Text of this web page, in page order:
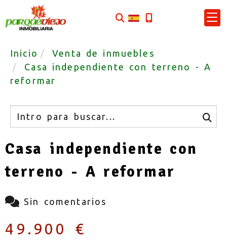
Inicio
Venta de inmuebles
Casa independiente con terreno - A
reformar
Buscar
Casa independiente con
terreno - A reformar
Sin comentarios
49.900 €